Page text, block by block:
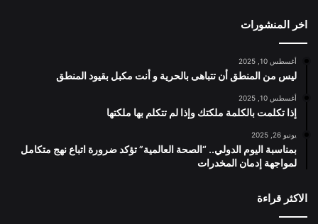
اخر المنشورات
أغسطس 10, 2025
ليس من المنطق أن تتباهى بالحرية و أنت مكبل بقيود المنطق
أغسطس 10, 2025
إذا تكلمت بالكلمة ملكتك وإذا لم تتكلم بها ملكتها
يونيو 26, 2025
بمناسبة اليوم الدولي.. “الصحة العالمية” تؤكد ضرورة اتباع نهج متكامل
لمواجهة إدمان المخدرات
الاكثر قراءة